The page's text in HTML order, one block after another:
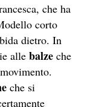
che ha
corto
dietro. In
alle balze che
che si